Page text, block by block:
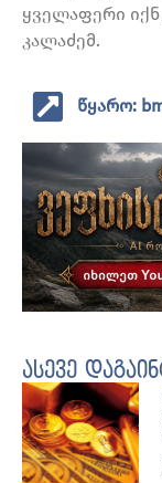
ყველაფერი
კალაძემ.
წყარო:
ასევე